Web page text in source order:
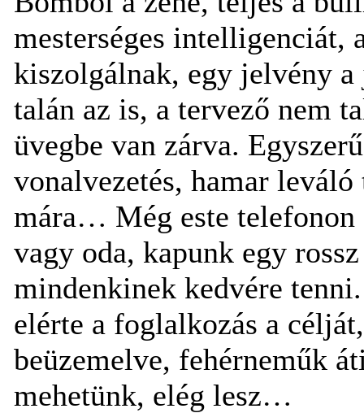
mesterséges intelligenciát,
kiszolgálnak, egy jelvény
talán az is, a tervező nem
üvegbe van zárva.
vonalvezetés, hamar
mára… Még este telefonon
vagy oda, kapunk egy
mindenkinek kedvére
elérte a foglalkozás a
beüzemelve, fehérneműk
mehetünk, elég lesz…